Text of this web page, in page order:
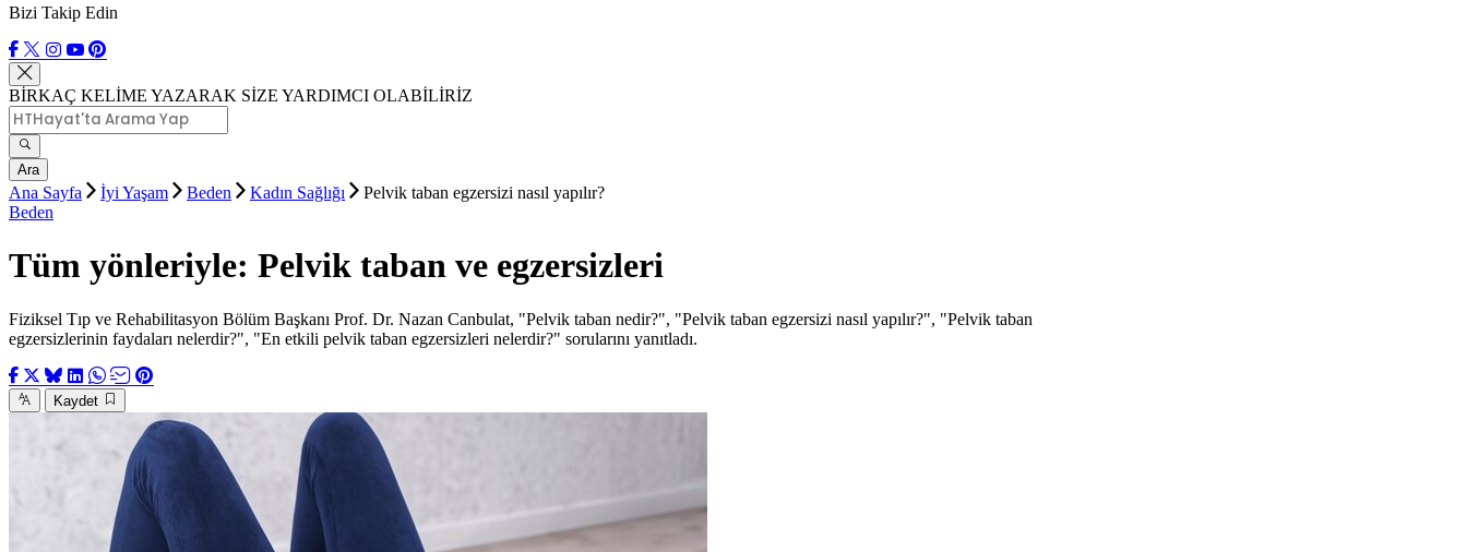
Bizi Takip Edin
BİRKAÇ KELİME YAZARAK SİZE YARDIMCI OLABİLİRİZ
Ara
Ana Sayfa İyi Yaşam Beden Kadın Sağlığı
Pelvik taban egzersizi nasıl yapılır?
Beden
Tüm yönleriyle: Pelvik taban ve egzersizleri
Fiziksel Tıp ve Rehabilitasyon Bölüm Başkanı Prof. Dr. Nazan Canbulat, "Pelvik taban nedir?", "Pelvik taban egzersizi nasıl yapılır?", "Pelvik taban
egzersizlerinin faydaları nelerdir?", "En etkili pelvik taban egzersizleri nelerdir?" sorularını yanıtladı.
Kaydet